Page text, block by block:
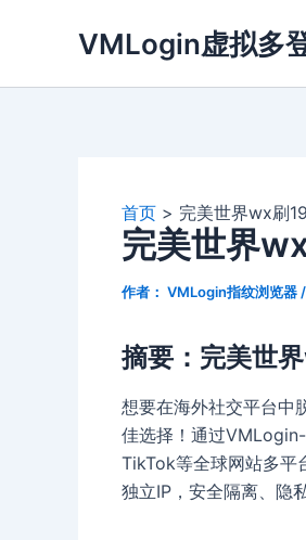
VMLogin虚拟多
首页 完美世界wx刷
完美世界
作者： VMLogin指纹浏览器 /
摘要：完美世
想要在海外社交平台中
佳选择！通过
TikTok等全球网站多平
独立IP，安全隔离、隐